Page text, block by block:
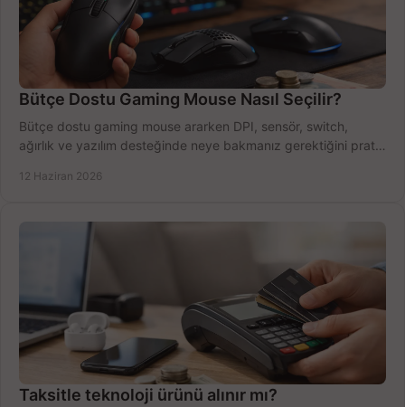
Bütçe Dostu Gaming Mouse Nasıl Seçilir?
Bütçe dostu gaming mouse ararken DPI, sensör, switch,
ağırlık ve yazılım desteğinde neye bakmanız gerektiğini pratik
12 Haziran 2026
Taksitle teknoloji ürünü alınır mı?